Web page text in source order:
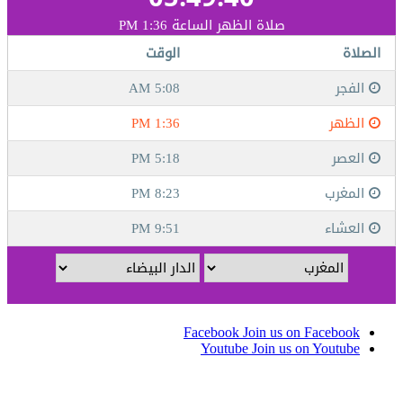
Facebook Join us on Facebook
Youtube Join us on Youtube